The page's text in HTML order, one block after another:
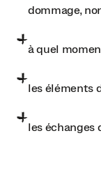
dommage,
à quel
les éléments
les échanges